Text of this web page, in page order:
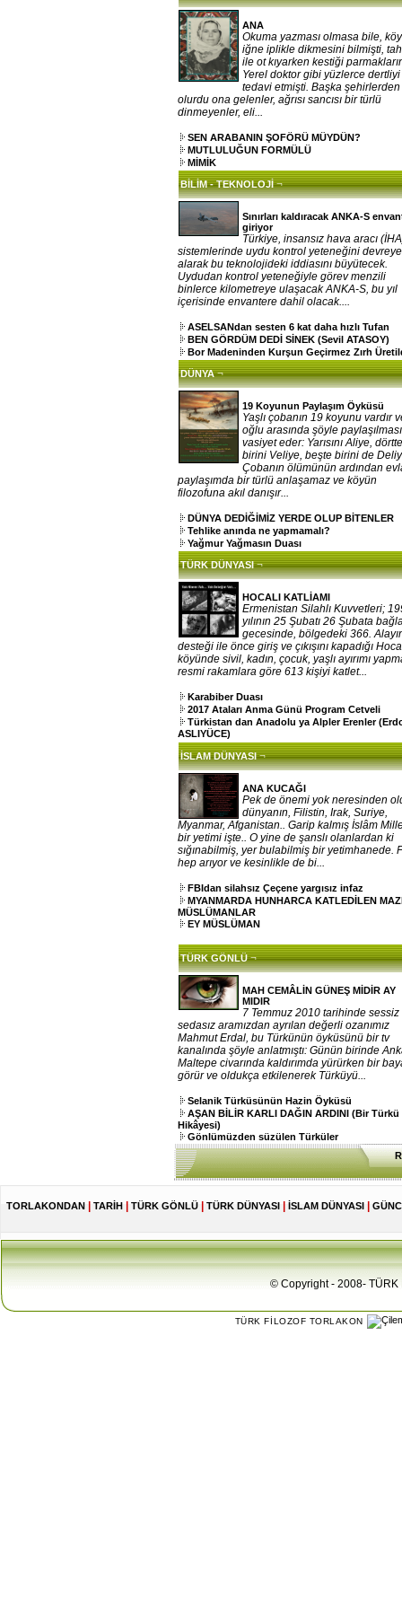
ANA
Okuma yazması olmasa bile,
iğne iplikle dikmesini bilmişti,
ile ot kıyarken kestiği
Yerel doktor gibi yüzlerce
tedavi etmişti. Başka
olurdu ona gelenler, ağrısı sancısı bir türlü
dinmeyenler, eli...
SEN ARABANIN ŞOFÖRÜ MÜYDÜN?
MUTLULUĞUN FORMÜLÜ
MİMİK
BİLİM - TEKNOLOJİ ¬
Sınırları kaldıracak ANKA-S
giriyor
Türkiye, insansız hava aracı
sistemlerinde uydu kontrol yeteneğini devreye
alarak bu teknolojideki iddiasını büyütecek.
Uydudan kontrol yeteneğiyle görev menzili
binlerce kilometreye ulaşacak ANKA-S, bu yıl
içerisinde envantere dahil olacak....
ASELSANdan sesten 6 kat daha hızlı Tufan
BEN GÖRDÜM DEDİ SİNEK (Sevil ATASOY)
Bor Madeninden Kurşun Geçirmez Zırh
DÜNYA ¬
19 Koyunun Paylaşım Öyküsü
Yaşlı çobanın 19 koyunu vardır
oğlu arasında şöyle
vasiyet eder: Yarısını Aliye,
birini Veliye, beşte birini de
Çobanın ölümünün ardından
paylaşımda bir türlü anlaşamaz ve köyün
filozofuna akıl danışır...
DÜNYA DEDİĞİMİZ YERDE OLUP BİTENLER
Tehlike anında ne yapmamalı?
Yağmur Yağmasın Duası
TÜRK DÜNYASI ¬
HOCALI KATLİAMI
Ermenistan Silahlı Kuvvetleri;
yılının 25 Şubatı 26 Şubata
gecesinde, bölgedeki 366.
desteği ile önce giriş ve çıkışını kapadığı
köyünde sivil, kadın, çocuk, yaşlı ayırımı
resmi rakamlara göre 613 kişiyi katlet...
Karabiber Duası
2017 Ataları Anma Günü Program Cetveli
Türkistan dan Anadolu ya Alpler Erenler
ASLIYÜCE)
İSLAM DÜNYASI ¬
ANA KUCAĞI
Pek de önemi yok neresinden
dünyanın, Filistin, Irak, Suriye,
Myanmar, Afganistan.. Garip kalmış İslâm
bir yetimi işte.. O yine de şanslı olanlardan ki
sığınabilmiş, yer bulabilmiş bir yetimhanede.
hep arıyor ve kesinlikle de bi...
FBIdan silahsız Çeçene yargısız infaz
MYANMARDA HUNHARCA KATLEDİLEN
MÜSLÜMANLAR
EY MÜSLÜMAN
TÜRK GÖNLÜ ¬
MAH CEMÂLİN GÜNEŞ MİDİR AY
MIDIR
7 Temmuz 2010 tarihinde sessiz
sedasız aramızdan ayrılan değerli ozanımız
Mahmut Erdal, bu Türkünün öyküsünü bir tv
kanalında şöyle anlatmıştı: Günün birinde
Maltepe civarında kaldırımda yürürken bir
görür ve oldukça etkilenerek Türküyü...
Selanik Türküsünün Hazin Öyküsü
AŞAN BİLİR KARLI DAĞIN ARDINI (Bir Türkü
Hikâyesi)
Gönlümüzden süzülen Türküler
TORLAKONDAN TARİH TÜRK GÖNLÜ TÜRK DÜNYASI İSLAM DÜNYASI
© Copyright - 2008- TÜRK
TÜRK FİLOZOF TORLAKON